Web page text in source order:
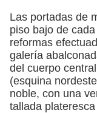
Las portadas de
piso bajo de
reformas
galería
del cuerpo
(esquina
noble, con una
tallada